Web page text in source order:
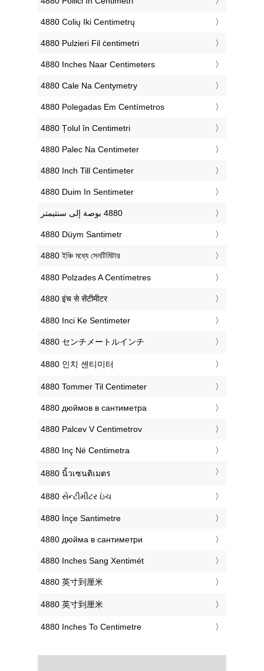
‎4880 Colių Iki Centimetrų
‎4880 Pulzieri Fil ċentimetri
‎4880 Inches Naar Centimeters
‎4880 Cale Na Centymetry
‎4880 Polegadas Em Centímetros
‎4880 Țolul în Centimetri
‎4880 Palec Na Centimeter
‎4880 Inch Till Centimeter
‎4880 Duim In Sentimeter
‎4880 Düym Santimetr
‎4880 ইঞ্চি মধ্যে সেনটিমিটার
‎4880 Polzades A Centímetres
‎4880 इंच से सेंटीमीटर
‎4880 Inci Ke Sentimeter
‎4880 センチメートルインチ
‎4880 인치 센티미터
‎4880 Tommer Til Centimeter
‎4880 дюймов в сантиметра
‎4880 Palcev V Centimetrov
‎4880 Inç Në Centimetra
‎4880 นิ้วเซนติเมตร
‎4880 સેન્ટીમીટર ઇંચ
‎4880 İnçe Santimetre
‎4880 дюйма в сантиметри
‎4880 Inches Sang Xentimét
‎4880 英寸到厘米
‎4880 英寸到厘米
‎4880 Inches To Centimetre